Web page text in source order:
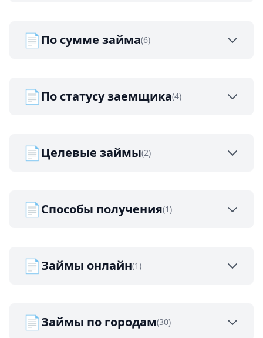
📄По сумме займа(6)
📄По статусу заемщика(4)
📄Целевые займы(2)
📄Способы получения(1)
📄Займы онлайн(1)
📄Займы по городам(30)